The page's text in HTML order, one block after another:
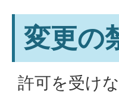
変更の
許可を受け